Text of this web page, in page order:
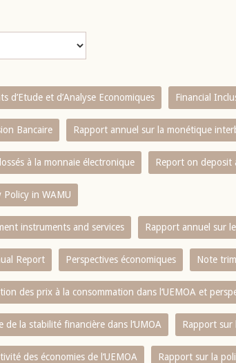
d’Etude et d’Analyse Economiques Financial
Bancaire Rapport annuel sur la monétique
à la monnaie électronique Report on deposit
in WAMU
instruments and services Rapport annuel sur
Report Perspectives économiques Note
des prix à la consommation dans l‘UEMOA et
de la stabilité financière dans l‘UMOA Rapport sur
des économies de l‘UEMOA Rapport sur la